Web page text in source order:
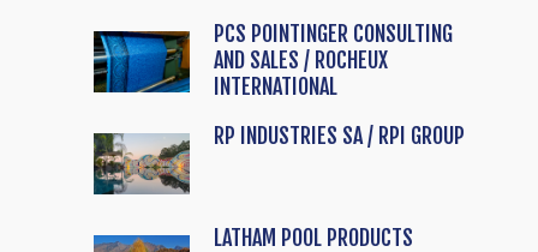
PCS POINTINGER CONSULTING
AND SALES / ROCHEUX
INTERNATIONAL
RP INDUSTRIES SA / RPI GROUP
LATHAM POOL PRODUCTS